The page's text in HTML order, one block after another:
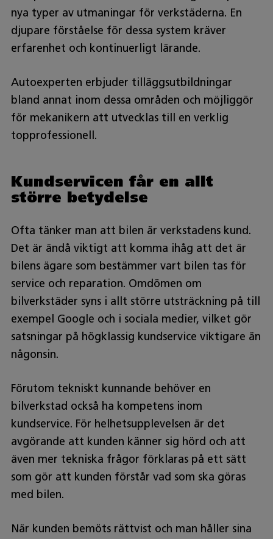
nya typer av utmaningar för verkstäderna. En
djupare förståelse för dessa system kräver
erfarenhet och kontinuerligt lärande.
Autoexperten erbjuder tilläggsutbildningar
bland annat inom dessa områden och möjliggör
för mekanikern att utvecklas till en verklig
topprofessionell.
Kundservicen får en allt
större betydelse
Ofta tänker man att bilen är verkstadens kund.
Det är ändå viktigt att komma ihåg att det är
bilens ägare som bestämmer vart bilen tas för
service och reparation. Omdömen om
bilverkstäder syns i allt större utsträckning på till
exempel Google och i sociala medier, vilket gör
satsningar på högklassig kundservice viktigare än
någonsin.
Förutom tekniskt kunnande behöver en
bilverkstad också ha kompetens inom
kundservice. För helhetsupplevelsen är det
avgörande att kunden känner sig hörd och att
även mer tekniska frågor förklaras på ett sätt
som gör att kunden förstår vad som ska göras
med bilen.
När kunden bemöts rättvist och man håller sina